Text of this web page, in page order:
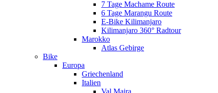
7 Tage Machame Route
6 Tage Marangu Route
E-Bike Kilimanjaro
Kilimanjaro 360° Radtour
Marokko
Atlas Gebirge
Bike
Europa
Griechenland
Italien
Val Maira